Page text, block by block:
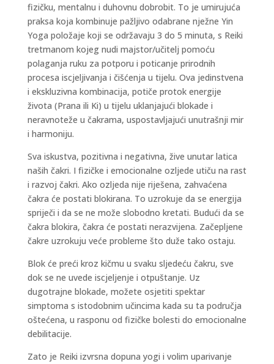
fizičku, mentalnu i duhovnu dobrobit. To je umirujuća
praksa koja kombinuje pažljivo odabrane nježne Yin
Yoga položaje koji se održavaju 3 do 5 minuta, s Reiki
tretmanom kojeg nudi majstor/učitelj pomoću
polaganja ruku za potporu i poticanje prirodnih
procesa iscjeljivanja i čišćenja u tijelu. Ova jedinstvena
i ekskluzivna kombinacija, potiče protok energije
života (Prana ili Ki) u tijelu uklanjajući blokade i
neravnoteže u čakrama, uspostavljajući unutrašnji mir
i harmoniju.
Sva iskustva, pozitivna i negativna, žive unutar latica
naših čakri. I fizičke i emocionalne ozljede utiču na rast
i razvoj čakri. Ako ozljeda nije riješena, zahvaćena
čakra će postati blokirana. To uzrokuje da se energija
spriječi i da se ne može slobodno kretati. Budući da se
čakra blokira, čakra će postati nerazvijena. Začepljene
čakre uzrokuju veće probleme što duže tako ostaju.
Blok će preći kroz kičmu u svaku sljedeću čakru, sve
dok se ne uvede iscjeljenje i otpuštanje. Uz
dugotrajne blokade, možete osjetiti spektar
simptoma s istodobnim učincima kada su ta područja
oštećena, u rasponu od fizičke bolesti do emocionalne
debilitacije.
Zato je Reiki izvrsna dopuna yogi i volim uparivanje